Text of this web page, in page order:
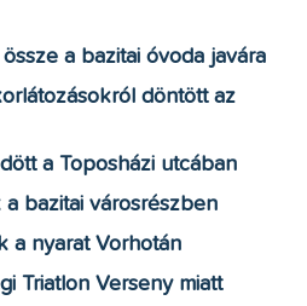
a bazitai óvoda javára
döntött az
a Toposházi utcában
bazitai városrészben
a nyarat Vorhotán
Triatlon Verseny miatt